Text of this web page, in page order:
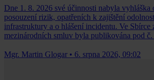
Dne 1. 8. 2026 své účinnosti nabyla vyhláška
posouzení rizik, opatřeních k zajištění
infrastruktury a o hlášení incidentu. Ve Sbírce
mezinárodních smluv byla publikována pod
Mgr. Martin Glogar • 6. srpna 2026, 09:02